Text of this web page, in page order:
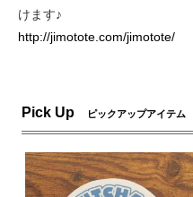
けます♪
http://jimotote.com/jimotote/
Pick Up ピックアップアイテム